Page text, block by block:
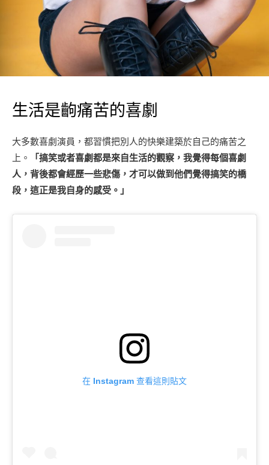
生活是齣痛苦的喜劇
大多數喜劇演員，都習慣把別人的快樂建築於自己的痛苦之
上。
「搞笑或者喜劇都是來自生活的觀察，我覺得每個喜劇
人，背後都會經歷一些悲傷，才可以做到他們覺得搞笑的橋
段，這正是我自身的感受。」
在 Instagram 查看這則貼文